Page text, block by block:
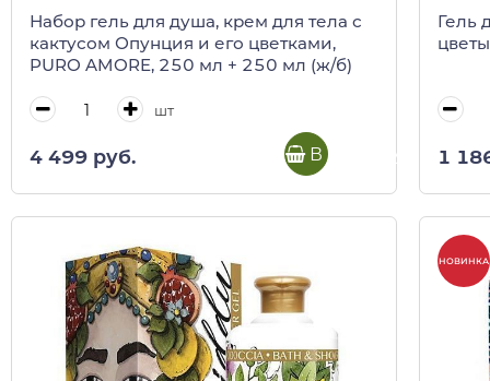
Набор гель для душа, крем для тела с
кактусом Опунция и его цветками,
PURO AMORE, 250 мл + 250 мл (ж/б)
шт
4 499 руб. В корзину
Гель
1
НОВИНКА